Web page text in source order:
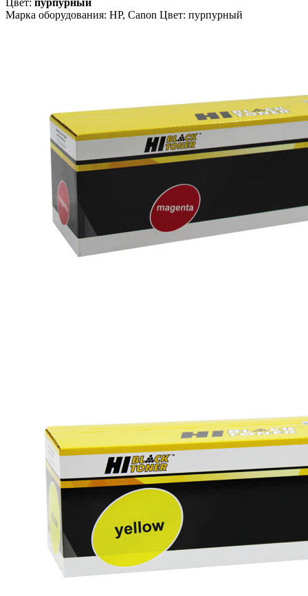
Цвет: пурпурный
Марка оборудования: HP, Canon Цвет: пурпурный